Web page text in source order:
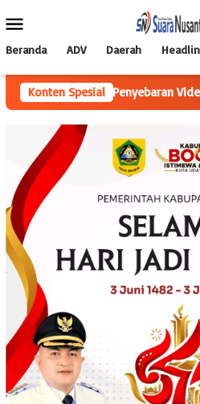
ke
Mobile
Beranda ADV Daerah
Konten Spesial
Penyebaran Video ke Polisi: